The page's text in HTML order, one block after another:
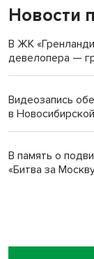
Новости
В ЖК
девелопера —
Видеозапись
в
В память о
«Битва за